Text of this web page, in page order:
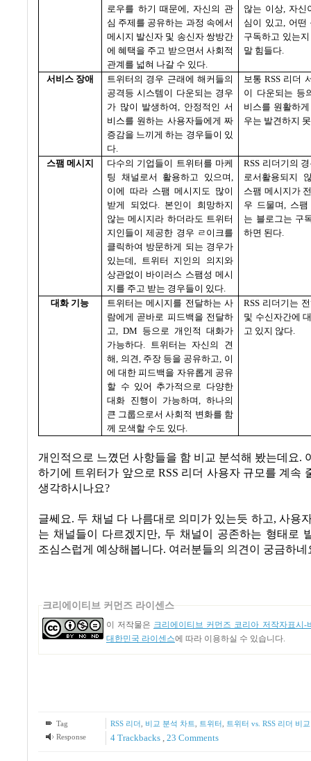
로우를 하기 때문에,자신의 관
심 주제를 공유하는 과정 속에서
메시지 발신자 및 송신자 쌍방간
에 혜택을 주고 받으면서 사회적
관계를 넓혀 나갈 수 있다.
않는 이상, 자신
심이 있고, 어떤
구독하고 있는
말 힘들다.
서비스 장애
트위터의 경우 근래에 해커들의
공격등 시스템이 다운되는 경우
가 많이 발생하여, 안정적인 서
비스를 원하는 사용자들에게 짜
증감을 느끼게 하는 경우들이 있
다.
보통RSS 리더
이 다운되는 등
비스를 원활하
우는 발견하지
스팸 메시지
다수의 기업들이 트위터를 마케
팅 채널로서 활용하고 있으며,
이에 따라 스팸 메시지도 많이
받게 되었다. 본인이 희망하지
않는 메시지라 하더라도 트위터
지인들이 제공한 경우 ㄹ이크를
클릭하여 방문하게 되는 경우가
있는데, 트위터 지인의 의지와
상관없이 바이러스 스팸성 메시
지를 주고 받는 경우들이 있다.
RSS 리더기의
로서활용되지
스팸 메시지가
우 드물며, 스
는 블로그는 구
하면 된다.
대화 기능
트위터는 메시지를 전달하는 사
람에게 곧바로 피드백을 전달하
고, DM 등으로 개인적 대화가
가능하다. 트위터는 자신의 견
해, 의견, 주장 등을 공유하고, 이
에 대한 피드백을 자유롭게 공유
할 수 있어 추가적으로 다양한
대화 진행이 가능하며, 하나의
큰 그룹으로서 사회적 변화를 함
께 모색할 수도 있다.
RSS 리더기는
및 수신자간에
고 있지 않다.
개인적으로 느꼈던 사항들을 함 비교 분석해 봤는데요.
하기에 트위터가 앞으로 RSS 리더 사용자 규모를 계속
생각하시나요?
글쎄요. 두 채널 다 나름대로 의미가 있는듯 하고,사용
는 채널들이 다르겠지만, 두 채널이 공존하는 형태로
조심스럽게 예상해봅니다. 여러분들의 의견이 궁금하네
크리에이티브 커먼즈 라이센스
이 저작물은 크리에이티브 커먼즈 코리아 저작자표시-
대한민국 라이센스에 따라 이용하실 수 있습니다.
Tag RSS 리더 비교 분석 차트 트위터
트위터 vs. RSS 리더 비
Response
4Trackbacks , 23 Comments